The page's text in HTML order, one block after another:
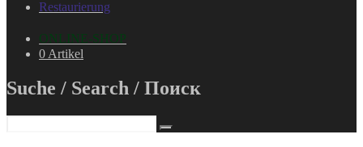
Restaurierung
ONLINE-SHOP
0 Artikel
Suche / Search / Поиск